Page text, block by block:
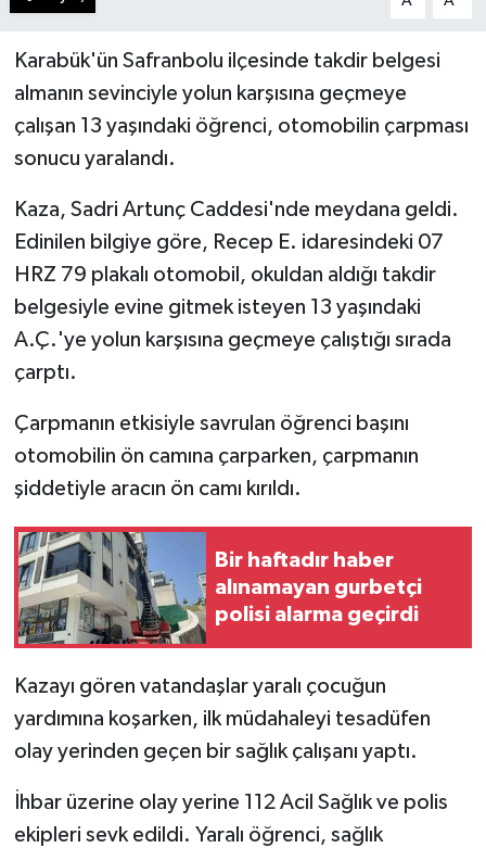
Karabük'ün Safranbolu ilçesinde takdir belgesi
almanın sevinciyle yolun karşısına geçmeye
çalışan 13 yaşındaki öğrenci, otomobilin çarpması
sonucu yaralandı.
Kaza, Sadri Artunç Caddesi'nde meydana geldi.
Edinilen bilgiye göre, Recep E. idaresindeki 07
HRZ 79 plakalı otomobil, okuldan aldığı takdir
belgesiyle evine gitmek isteyen 13 yaşındaki
A.Ç.'ye yolun karşısına geçmeye çalıştığı sırada
çarptı.
Çarpmanın etkisiyle savrulan öğrenci başını
otomobilin ön camına çarparken, çarpmanın
şiddetiyle aracın ön camı kırıldı.
Bir haftadır haber
alınamayan gurbetçi
polisi alarma geçirdi
Kazayı gören vatandaşlar yaralı çocuğun
yardımına koşarken, ilk müdahaleyi tesadüfen
olay yerinden geçen bir sağlık çalışanı yaptı.
İhbar üzerine olay yerine 112 Acil Sağlık ve polis
ekipleri sevk edildi. Yaralı öğrenci, sağlık